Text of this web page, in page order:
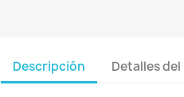
Descripción Detalles